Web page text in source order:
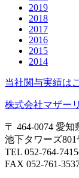
2019
2018
2017
2016
2015
2014
当社関与実績は
株式会社マザー
〒 464-0074 愛
池下タワーズ801
TEL 052-764-
FAX 052-761-